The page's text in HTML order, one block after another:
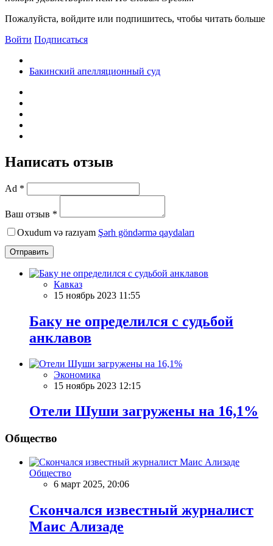
Пожалуйста, войдите или подпишитесь, чтобы читать больше
Войти Подписаться
Бакинский апелляционный суд
Написать отзыв
Ad *
Ваш отзыв *
Oxudum və razıyam Şərh göndərmə qaydaları
Отправить
Кавказ
15 ноябрь 2023 11:55
Баку не определился с судьбой
анклавов
Экономика
15 ноябрь 2023 12:15
Отели Шуши загружены на 16,1%
Общество
Общество
6 март 2025, 20:06
Скончался известный журналист
Маис Ализаде